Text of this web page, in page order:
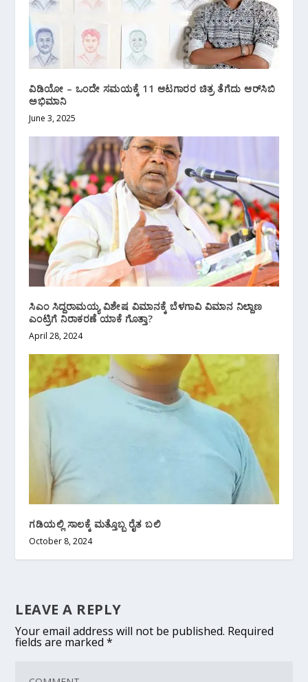
ವಿಡಿಯೋ‌ – ಒಂದೇ ಸಮಯಕ್ಕೆ 11 ಆಟಗಾರರ ಚಿತ್ರ ತೆಗೆದು ಆರ್‌ಸಿಬಿ
ಅಭಿಮಾನಿ
June 3, 2025
ಸಿಎಂ ಸಿದ್ದರಾಮಯ್ಯ ವಿಶೇಷ ವಿಮಾನಕ್ಕೆ ಬೆಳಗಾವಿ ವಿಮಾನ ನಿಲ್ದಾಣ
ಎಂಟ್ರಿಗೆ ನಿರಾಕರಣೆ ಯಾಕೆ ಗೊತ್ತಾ?
April 28, 2024
ಗಡಿಯಲ್ಲಿ ಸಾಲಕ್ಕೆ ಮತ್ತೊಬ್ಬ ರೈತ ಬಲಿ
October 8, 2024
LEAVE A REPLY
Your email address will not be published. Required
fields are marked*